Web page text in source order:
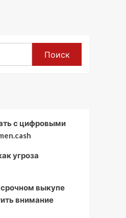
Поиск
с цифровыми
угроза
срочном выкупе
внимание